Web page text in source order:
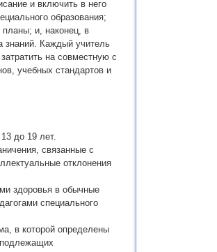
и включить в него
образования;
планы; и, наконец, в
знаний. Каждый учитель
на совместную с
учебных стандартов и
до 19 лет.
связанные с
отклонения
здоровья в обычные
специального
в которой определены